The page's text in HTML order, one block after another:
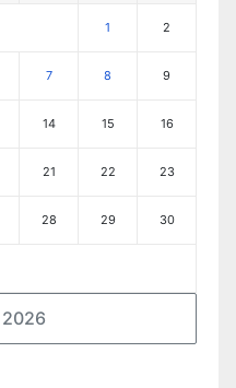
1 2
7 8 9
14 15 16
21 22 23
28 29 30